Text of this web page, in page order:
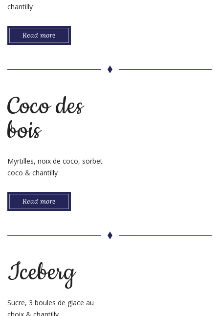
chantilly
Read more
Coco des
bois
Myrtilles, noix de coco, sorbet
coco & chantilly
Read more
Iceberg
Sucre, 3 boules de glace au
choix & chantilly